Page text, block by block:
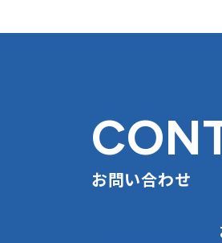
お問い合わせ